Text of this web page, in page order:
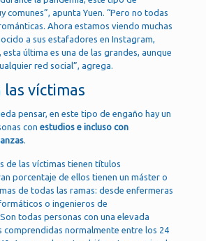
comunes”, apunta Yuen. “Pero no todas
Ahora estamos viendo muchas
a sus estafadores en Instagram,
esta última es una de las grandes, aunque
red social”, agrega.
las víctimas
pensar, en este tipo de engaño hay un
con estudios e incluso con
.
de las víctimas tienen títulos
porcentaje de ellos tienen un máster o
de todas las ramas: desde enfermeras
o ingenieros de
todas personas con una elevada
comprendidas normalmente entre los 24